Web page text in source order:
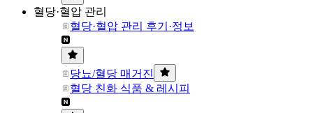
혈당·혈압 관리
혈당·혈압 관리 후기·정보
당뇨/혈당 매거진
혈당 친화 식품 & 레시피